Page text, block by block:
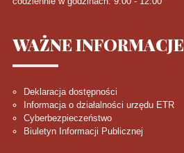
WAŻNEINFORMACJE
Deklaracja dostępności
Informacja o działalności urzędu ETR
Cyberbezpieczeństwo
Biuletyn Informacji Publicznej